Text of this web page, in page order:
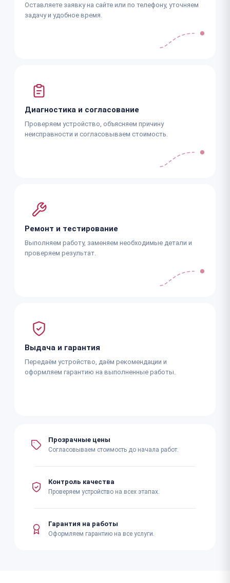
Оставляете заявку на сайте или по телефону, уточняем
задачу и удобное время.
Диагностика и согласование
Проверяем устройство, объясняем причину
неисправности и согласовываем стоимость.
Ремонт и тестирование
Выполняем работу, заменяем необходимые детали и
проверяем результат.
Выдача и гарантия
Передаём устройство, даём рекомендации и
оформляем гарантию на выполненные работы.
Прозрачные цены
Согласовываем стоимость до начала работ.
Контроль качества
Проверяем устройство на всех этапах.
Гарантия на работы
Оформляем гарантию на все услуги.